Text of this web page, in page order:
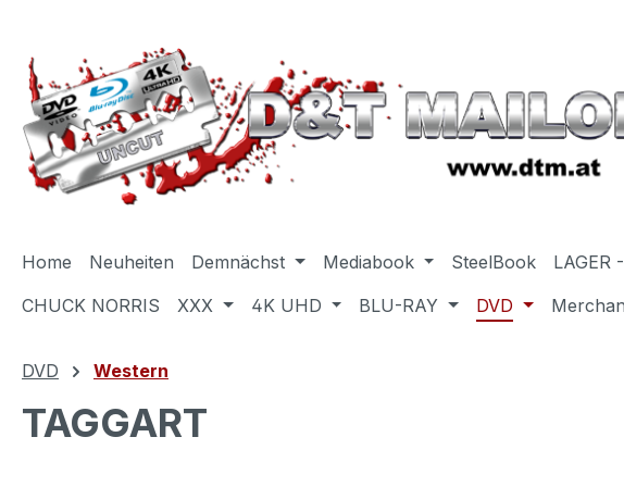
Home Neuheiten Demnächst Mediabook SteelBook LAGER
CHUCK NORRIS
XXX 4K UHD BLU-RAY DVD
DVD Western
TAGGART